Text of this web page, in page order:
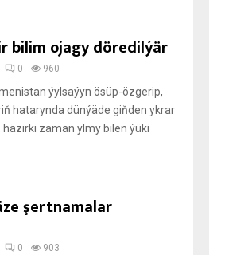
bilim ojagy döredilýär
0 960
ýylsaýyn ösüp-özgerip,
hatarynda dünýäde giňden ykrar
zaman ylmy bilen ýüki
şertnamalar
0 903